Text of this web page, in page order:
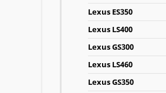
Lexus ES350
Lexus LS400
Lexus GS300
Lexus LS460
Lexus GS350